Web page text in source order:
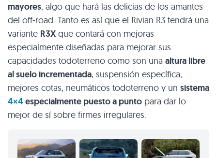
mayores, algo que hará las delicias de los amantes
del off-road. Tanto es así que el Rivian R3 tendrá una
variante R3X que contará con mejoras
especialmente diseñadas para mejorar sus
capacidades todoterreno como son una altura libre
al suelo incrementada, suspensión específica,
mejores cotas, neumáticos todoterreno y un sistema
4×4 especialmente puesto a punto para dar lo
mejor de sí sobre firmes irregulares.